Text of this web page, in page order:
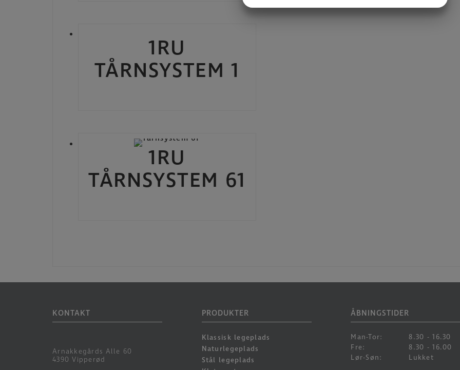
1RU
TÅRNSYSTEM 1
1RU
TÅRNSYSTEM 61
KONTAKT
Arnakkegårds Alle 60
4390 Vipperød
PRODUKTER
Klassisk legeplads
Naturlegeplads
Stål legeplads
ÅBNINGSTIDER
Man-Tor:
8.30 - 16.30
Fre:
8.30 - 16.00
Lør-Søn:
Lukket